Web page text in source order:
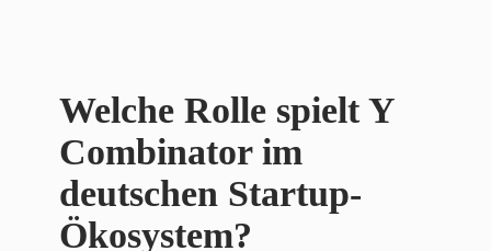
Welche Rolle spielt Y
Combinator im
deutschen Startup-
Ökosystem?